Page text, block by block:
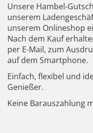
Unsere Hambel-
unserem
unserem Onlineshop
Nach dem Kauf
per E-Mail, zum
auf dem Smartphone.
Einfach, flexibel und
Genießer.
Keine Barauszahlung